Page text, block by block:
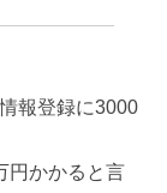
報登録に3000
円かかると言